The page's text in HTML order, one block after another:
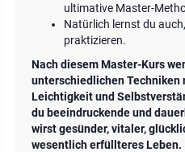
ultimative Master-
Natürlich lernst du
praktizieren.
Nach diesem Master-Kurs
unterschiedlichen
Leichtigkeit und
du beeindruckende und
wirst gesünder, vitaler,
wesentlich erfüllteres Leben.